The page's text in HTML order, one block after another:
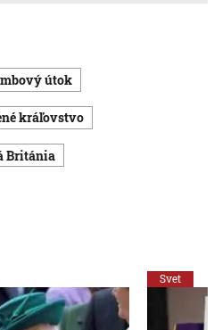
útok
kráľovstvo
Británia
Svet